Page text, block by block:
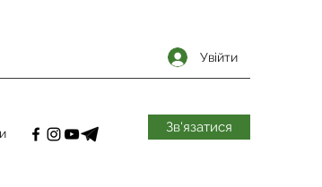
Увійти
Зв'язатися